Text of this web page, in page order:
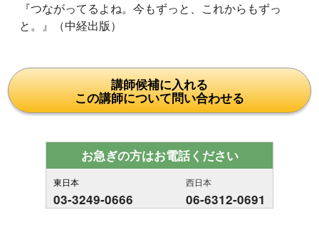
『つながってるよね。今もずっと、これからもずっ
と。』（中経出版）
講師候補に入れる
この講師について問い合わせる
お急ぎの方はお電話ください
東日本
03-3249-0666
西日本
06-6312-0691